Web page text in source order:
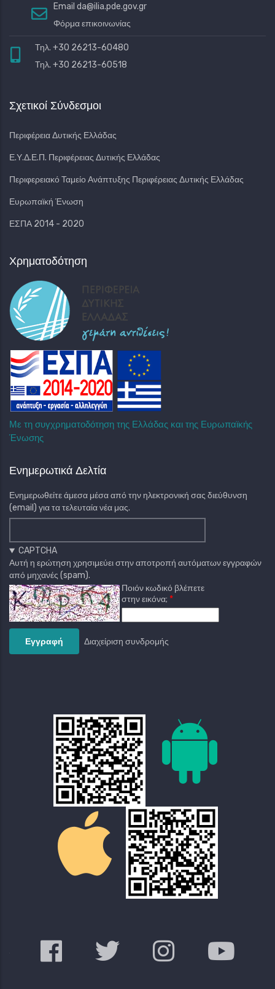
Email da@ilia.pde.gov.gr
Φόρμα επικοινωνίας
Τηλ. +30 26213-60480
Τηλ. +30 26213-60518
Σχετικοί Σύνδεσμοι
Περιφέρεια Δυτικής Ελλάδας
Ε.Υ.Δ.Ε.Π. Περιφέρειας Δυτικής Ελλάδας
Περιφερειακό Ταμείο Ανάπτυξης Περιφέρειας Δυτικής Ελλάδας
Ευρωπαϊκή Ένωση
ΕΣΠΑ 2014 - 2020
Χρηματοδότηση
Με τη συγχρηματοδότηση της Ελλάδας και της Ευρωπαϊκής
Ένωσης
Ενημερωτικά Δελτία
Ενημερωθείτε άμεσα μέσα από την ηλεκτρονική σας διεύθυνση
(email) για τα τελευταία νέα μας.
CAPTCHA
Αυτή η ερώτηση χρησιμεύει στην αποτροπή αυτόματων εγγραφών
από μηχανές (spam).
Ποιόν κωδικό βλέπετε
στην εικόνα;
Διαχείριση συνδρομής